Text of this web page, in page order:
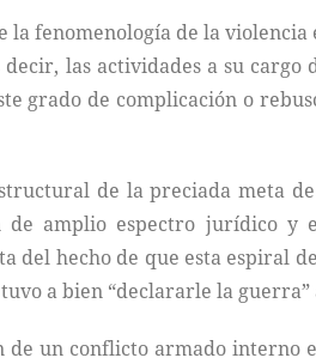
fenomenología de la
las actividades a su
grado de complicación o
de la preciada meta
amplio espectro jurídico
hecho de que esta espiral
a bien “declararle la
un conflicto armado interno